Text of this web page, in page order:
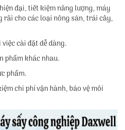
đại, tiết kiệm năng lượng, máy
rãi cho các loại nông sản, trái cây,
cài đặt dễ dàng.
phẩm khác nhau.
phẩm.
chi phí vận hành, bảo vệ môi